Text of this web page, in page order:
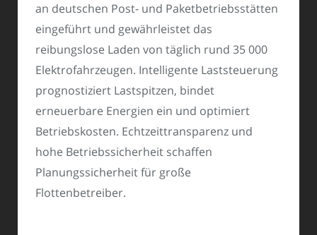
an deutschen Post- und Paketbetriebsstätten
eingeführt und gewährleistet das
reibungslose Laden von täglich rund 35 000
Elektrofahrzeugen. Intelligente Laststeuerung
prognostiziert Lastspitzen, bindet
erneuerbare Energien ein und optimiert
Betriebskosten. Echtzeittransparenz und
hohe Betriebssicherheit schaffen
Planungssicherheit für große
Flottenbetreiber.